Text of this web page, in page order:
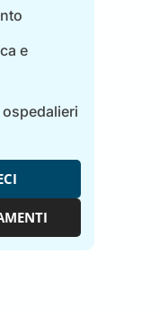
e